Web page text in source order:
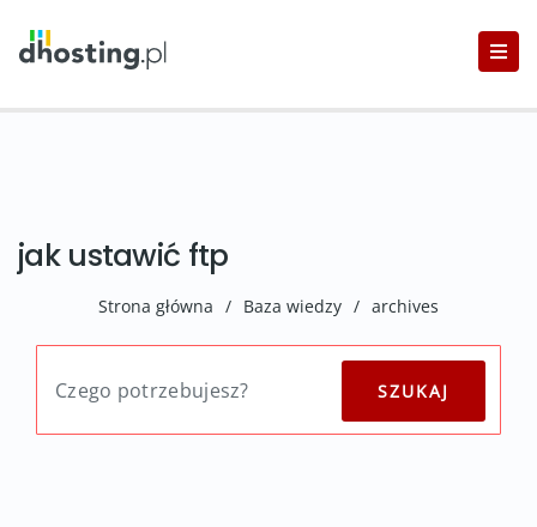
jak ustawić ftp
Strona główna / Baza wiedzy / archives